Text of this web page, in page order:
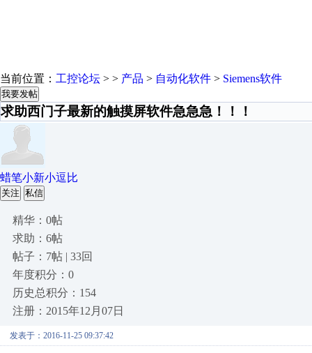
当前位置： 工控论坛 > > 产品 > 自动化软件 > Siemens软件
我要发帖
求助西门子最新的触摸屏软件急急急！！！
蜡笔小新小逗比
关注 私信
精华：0帖
求助：6帖
帖子：7帖 | 33回
年度积分：0
历史总积分：154
注册：2015年12月07日
发表于：2016-11-25 09:37:42